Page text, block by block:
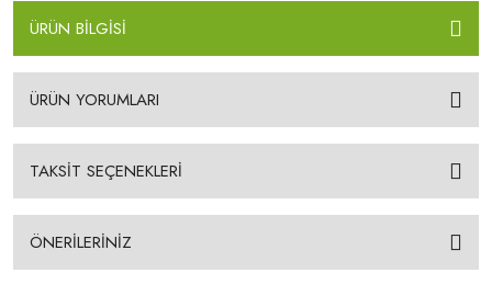
ÜRÜN BİLGİSİ
ÜRÜN YORUMLARI
TAKSİT SEÇENEKLERİ
ÖNERİLERİNİZ